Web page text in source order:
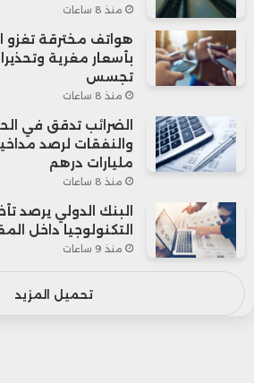
منذ 8 ساعات
هواتف مخترقة تغزو
بأسعار مغرية
تجسس
منذ 8 ساعات
الضرائب تدقق في
مليارات درهم
منذ 8 ساعات
البنك الدولي يرصد
التكنولوجيا داخل
منذ 9 ساعات
تحميل المزيد